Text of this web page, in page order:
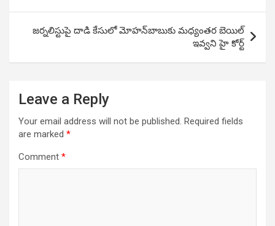
జర్నలిస్టుపై దాడి కేసులో మోహన్‌బాబుకు మధ్యంతర బెయిల్
ఇవ్వని హై కోర్ట్
Leave a Reply
Your email address will not be published. Required fields
are marked *
Comment *